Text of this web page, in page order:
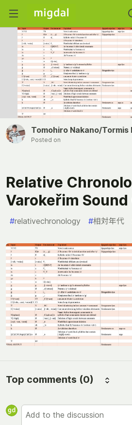
Tomohiro Nakano/Tormis
Posted on
Relative
Varokeřim
#relativechronology #相対年代
Top comments (0)